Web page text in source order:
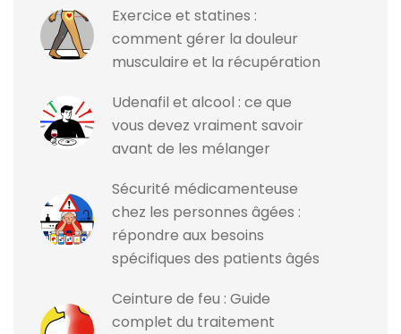
Exercice et statines :
comment gérer la douleur
musculaire et la récupération
Udenafil et alcool : ce que
vous devez vraiment savoir
avant de les mélanger
Sécurité médicamenteuse
chez les personnes âgées :
répondre aux besoins
spécifiques des patients âgés
Ceinture de feu : Guide
complet du traitement